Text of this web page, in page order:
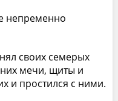
непременно
своих семерых
мечи, щиты и
и простился с ними.